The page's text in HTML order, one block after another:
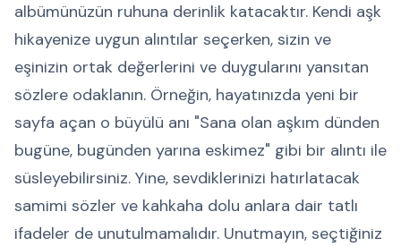
albümünüzün ruhuna derinlik katacaktır. Kendi aşk
hikayenize uygun alıntılar seçerken, sizin ve
eşinizin ortak değerlerini ve duygularını yansıtan
sözlere odaklanın. Örneğin, hayatınızda yeni bir
sayfa açan o büyülü anı "Sana olan aşkım dünden
bugüne, bugünden yarına eskimez" gibi bir alıntı ile
süsleyebilirsiniz. Yine, sevdiklerinizi hatırlatacak
samimi sözler ve kahkaha dolu anlara dair tatlı
ifadeler de unutulmamalıdır. Unutmayın, seçtiğiniz